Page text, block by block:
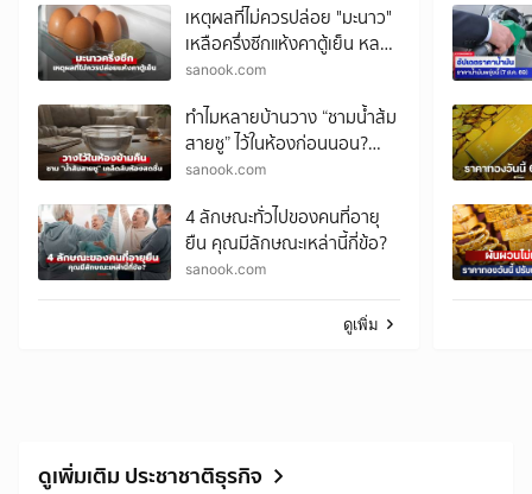
เหตุผลที่ไม่ควรปล่อย "มะนาว"
เหลือครึ่งซีกแห้งคาตู้เย็น หลาย
คนพลาดไม่รู้ตัว
sanook.com
ทำไมหลายบ้านวาง “ชามน้ำส้ม
สายชู” ไว้ในห้องก่อนนอน?
เคล็ดลับราคาประหยัด ตื่นมา
sanook.com
4 ลักษณะทั่วไปของคนที่อายุ
ยืน คุณมีลักษณะเหล่านี้กี่ข้อ?
sanook.com
ดูเพิ่ม
ดูเพิ่มเติม ประชาชาติธุรกิจ